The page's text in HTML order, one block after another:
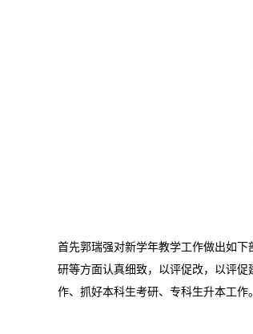
首先郭瑞强对新学年教学工作做出如
研等方面认真细致，以评促改，以评
作、抓好本科生考研、专科生升本工作